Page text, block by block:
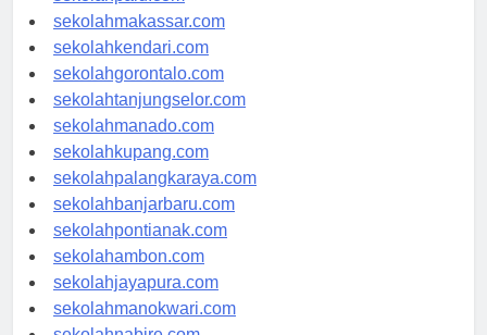
sekolahpalu.com
sekolahmakassar.com
sekolahkendari.com
sekolahgorontalo.com
sekolahtanjungselor.com
sekolahmanado.com
sekolahkupang.com
sekolahpalangkaraya.com
sekolahbanjarbaru.com
sekolahpontianak.com
sekolahambon.com
sekolahjayapura.com
sekolahmanokwari.com